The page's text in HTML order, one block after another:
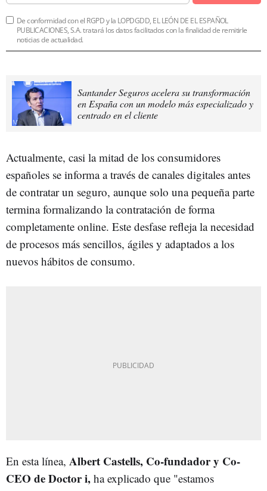
De conformidad con el RGPD y la LOPDGDD, EL LEÓN DE EL ESPAÑOL
PUBLICACIONES, S.A. tratará los datos facilitados con la finalidad de remitirle
noticias de actualidad.
Santander Seguros acelera su transformación
en España con un modelo más especializado y
centrado en el cliente
Actualmente, casi la mitad de los consumidores
españoles se informa a través de canales digitales antes
de contratar un seguro, aunque solo una pequeña parte
termina formalizando la contratación de forma
completamente online. Este desfase refleja la necesidad
de procesos más sencillos, ágiles y adaptados a los
nuevos hábitos de consumo.
En esta línea, Albert Castells, Co-fundador y Co-
CEO de Doctor i, ha explicado que "estamos